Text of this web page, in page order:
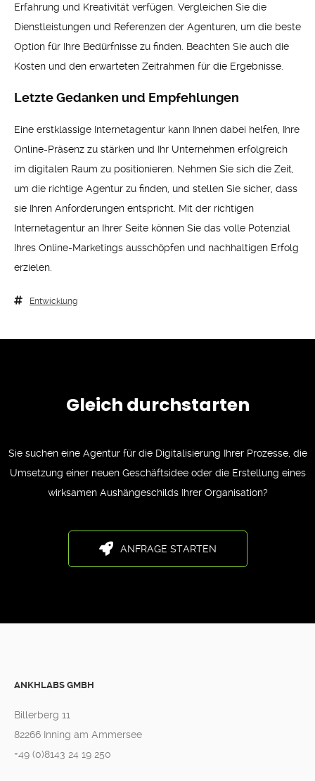
Erfahrung und Kreativität verfügen. Vergleichen Sie die
Dienstleistungen und Referenzen der Agenturen, um die beste
Option für Ihre Bedürfnisse zu finden. Beachten Sie auch die
Kosten und den erwarteten Zeitrahmen für die Ergebnisse.
Letzte Gedanken und Empfehlungen
Eine erstklassige Internetagentur kann Ihnen dabei helfen, Ihre
Online-Präsenz zu stärken und Ihr Unternehmen erfolgreich
im digitalen Raum zu positionieren. Nehmen Sie sich die Zeit,
um die richtige Agentur zu finden, und stellen Sie sicher, dass
sie Ihren Anforderungen entspricht. Mit der richtigen
Internetagentur an Ihrer Seite können Sie das volle Potenzial
Ihres Online-Marketings ausschöpfen und nachhaltigen Erfolg
erzielen.
Entwicklung
Gleich durchstarten
Sie suchen eine Agentur für die Digitalisierung Ihrer Prozesse, die
Umsetzung einer neuen Geschäftsidee oder die Erstellung eines
wirksamen Aushängeschilds Ihrer Organisation?
ANFRAGE STARTEN
ANKHLABS GMBH
Billerberg 11
82266 Inning am Ammersee
+49 (0)8143 24 19 250